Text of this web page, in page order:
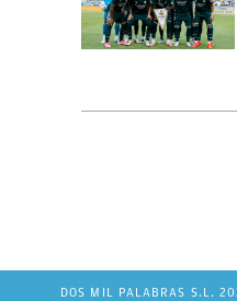
DOS MIL PALABRAS S.L.